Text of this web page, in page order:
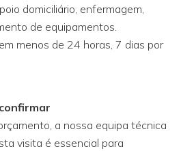
domiciliário, enfermagem,
de equipamentos.
menos de 24 horas, 7 dias por
a nossa equipa técnica
visita é essencial para